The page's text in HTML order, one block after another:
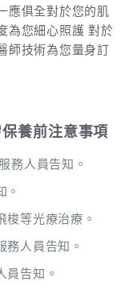
應俱全對於您的肌
為您細心照護 對於
師技術為您量身訂
養前注意事項
務人員告知。
。
梭等光療治療。
務人員告知。
員告知。